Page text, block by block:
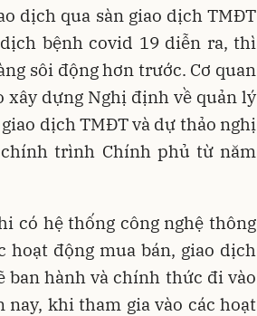
dịch qua sàn giao dịch TMĐT
bệnh covid 19 diễn ra, thì
sôi động hơn trước. Cơ quan
xây dựng Nghị định về quản lý
dịch TMĐT và dự thảo nghị
trình Chính phủ từ năm
có hệ thống công nghệ thông
động mua bán, giao dịch
hành và chính thức đi vào
nay, khi tham gia vào các hoạt